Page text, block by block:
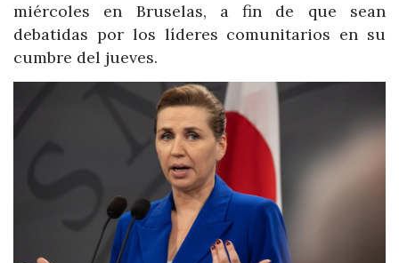
miércoles en Bruselas, a fin de que sean
debatidas por los líderes comunitarios en su
cumbre del jueves.